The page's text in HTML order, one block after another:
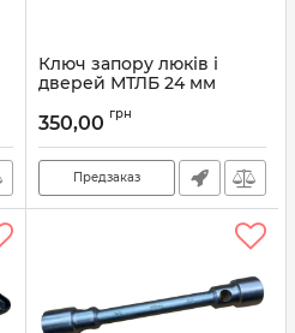
Ключ запору люків і
дверей МТЛБ 24 мм
Артикул: 6.61.101-1
350,00 грн
Предзаказ